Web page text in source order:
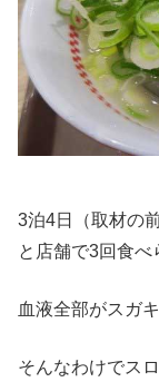
3泊4日（取材の
と店舗で3回食べ
血液全部がスガ
そんなわけでス